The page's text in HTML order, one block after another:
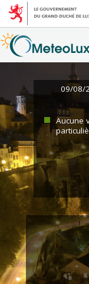
09/08/
Aucune